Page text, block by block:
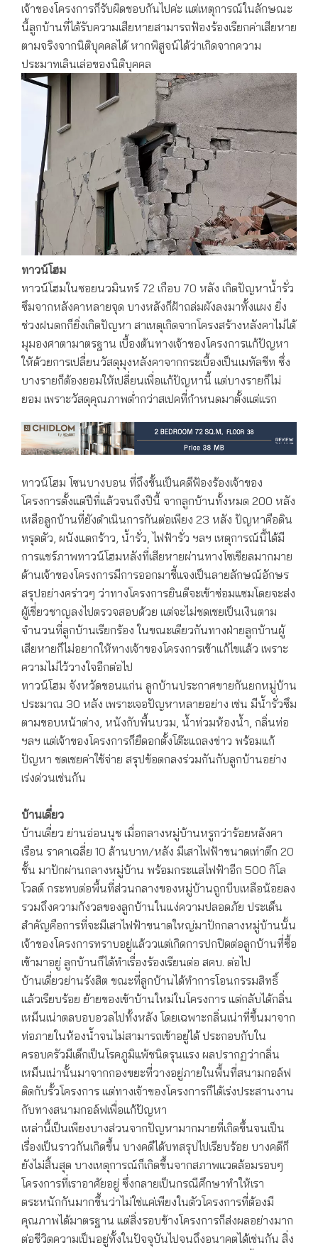
เจ้าของโครงการก็รับผิดชอบกันไปค่ะ แต่เหตุการณ์ในลักษณะ
นี้ลูกบ้านที่ได้รับความเสียหายสามารถฟ้องร้องเรียกค่าเสียหาย
ตามจริงจากนิติบุคคลได้ หากพิสูจน์ได้ว่าเกิดจากความ
ประมาทเลินเล่อของนิติบุคคล
ทาวน์โฮม
ทาวน์โฮมในซอยนวมินทร์ 72 เกือบ 70 หลัง เกิดปัญหาน้ำรั่ว
ซึมจากหลังคาหลายจุด บางหลังก็ฝ้าถล่มผังลงมาทั้งแผง ยิ่ง
ช่วงฝนตกก็ยิ่งเกิดปัญหา สาเหตุเกิดจากโครงสร้างหลังคาไม่ได้
มุมองศาตามาตรฐาน เบื้องต้นทางเจ้าของโครงการแก้ปัญหา
ให้ด้วยการเปลี่ยนวัสดุมุงหลังคาจากกระเบื้องเป็นเมทัลชีท ซึ่ง
บางรายก็ต้องยอมให้เปลี่ยนเพื่อแก้ปัญหานี้ แต่บางรายก็ไม่
ยอม เพราะวัสดุคุณภาพต่ำกว่าสเปคที่กำหนดมาตั้งแต่แรก
ทาวน์โฮม โซนบางบอน ที่ถึงขั้นเป็นคดีฟ้องร้องเจ้าของ
โครงการตั้งแต่ปีที่แล้วจนถึงปีนี้ จากลูกบ้านทั้งหมด 200 หลัง
เหลือลูกบ้านที่ยังดำเนินการกันต่อเพียง 23 หลัง ปัญหาคือดิน
ทรุดตัว, ผนังแตกร้าว, น้ำรั่ว, ไฟฟ้ารั่ว ฯลฯ เหตุการณ์นี้ได้มี
การแชร์ภาพทาวน์โฮมหลังที่เสียหายผ่านทางโซเชียลมากมาย
ด้านเจ้าของโครงการมีการออกมาชี้แจงเป็นลายลักษณ์อักษร
สรุปอย่างคร่าวๆ ว่าทางโครงการยินดีจะเข้าซ่อมแซมโดยจะส่ง
ผู้เชี่ยวชาญลงไปตรวจสอบด้วย แต่จะไม่ชดเชยเป็นเงินตาม
จำนวนที่ลูกบ้านเรียกร้อง ในขณะเดียวกันทางฝ่ายลูกบ้านผู้
เสียหายก็ไม่อยากให้ทางเจ้าของโครงการเข้าแก้ไขแล้ว เพราะ
ความไม่ไว้วางใจอีกต่อไป
ทาวน์โฮม จังหวัดขอนแก่น ลูกบ้านประกาศขายกันยกหมู่บ้าน
ประมาณ 30 หลัง เพราะเจอปัญหาหลายอย่าง เช่น มีน้ำรั่วซึม
ตามขอบหน้าต่าง, หนังกับพื้นบวม, น้ำท่วมห้องน้ำ, กลิ่นท่อ
ฯลฯ แต่เจ้าของโครงการก็ยืดอกตั้งโต๊ะแถลงข่าว พร้อมแก้
ปัญหา ชดเชยค่าใช้จ่าย สรุปข้อตกลงร่วมกันกับลูกบ้านอย่าง
เร่งด่วนเช่นกัน
บ้านเดี่ยว
บ้านเดี่ยว ย่านอ่อนนุช เมื่อกลางหมู่บ้านหรูกว่าร้อยหลังคา
เรือน ราคาเฉลี่ย 10 ล้านบาท/หลัง มีเสาไฟฟ้าขนาดเท่าตึก 20
ชั้น มาปักผ่านกลางหมู่บ้าน พร้อมกระแสไฟฟ้าอีก 500 กิโล
โวลต์ กระทบต่อพื้นที่ส่วนกลางของหมู่บ้านถูกบีบเหลือน้อยลง
รวมถึงความกังวลของลูกบ้านในแง่ความปลอดภัย ประเด็น
สำคัญคือการที่จะมีเสาไฟฟ้าขนาดใหญ่มาปักกลางหมู่บ้านนั้น
เจ้าของโครงการทราบอยู่แล้ววแต่เกิดการปกปิดต่อลูกบ้านที่ซื้อ
เข้ามาอยู่ ลูกบ้านก็ได้ทำเรื่องร้องเรียนต่อ สคบ. ต่อไป
บ้านเดี่ยวย่านรังสิต ขณะที่ลูกบ้านได้ทำการโอนกรรมสิทธิ์
แล้วเรียบร้อย ย้ายของเข้าบ้านใหม่ในโครงการ แต่กลับได้กลิ่น
เหม็นเน่าตลบอบอวลไปทั้งหลัง โดยเฉพาะกลิ่นเน่าที่ขึ้นมาจาก
ท่อภายในห้องน้ำจนไม่สามารถเข้าอยู่ได้ ประกอบกับใน
ครอบครัวมีเด็กเป็นโรคภูมิแพ้ชนิดรุนแรง ผลปรากฏว่ากลิ่น
เหม็นเน่านั้นมาจากกองขยะที่วางอยู่ภายในพื้นที่สนามกอล์ฟ
ติดกับรั้วโครงการ แต่ทางเจ้าของโครงการก็ได้เร่งประสานงาน
กับทางสนามกอล์ฟเพื่อแก้ปัญหา
เหล่านี้เป็นเพียงบางส่วนจากปัญหามากมายที่เกิดขึ้นจนเป็น
เรื่องเป็นราวกันเกิดขึ้น บางคดีได้บทสรุปไปเรียบร้อย บางคดีก็
ยังไม่สิ้นสุด บางเหตุการณ์ก็เกิดขึ้นจากสภาพแวดล้อมรอบๆ
โครงการที่เราอาศัยอยู่ ซึ่งกลายเป็นกรณีศึกษาทำให้เรา
ตระหนักกันมากขึ้นว่าไม่ใช่แค่เพียงในตัวโครงการที่ต้องมี
คุณภาพได้มาตรฐาน แต่สิ่งรอบข้างโครงการก็ส่งผลอย่างมาก
ต่อชีวิตความเป็นอยู่ทั้งในปัจจุบันไปจนถึงอนาคตได้เช่นกัน สิ่ง